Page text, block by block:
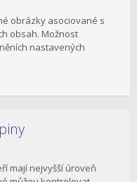
obrázky asociované s
obsah. Možnost
nastavených
mají nejvyšší úroveň